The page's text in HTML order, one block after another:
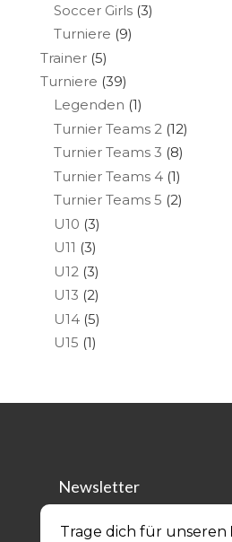
Soccer Girls(3)
Turniere (9)
Trainer(5)
Turniere (39)
Legenden (1)
Turnier Teams 2 (12)
Turnier Teams 3 (8)
Turnier Teams 4(1)
Turnier Teams 5 (2)
U10 (3)
U11 (3)
U12 (3)
U13 (2)
U14(5)
U15 (1)
Newsletter
Trage dich für unseren